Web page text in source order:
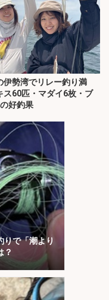
伊勢湾でリレー釣り満
60匹・マダイ6枚・ブ
好釣果
りで「潮より
？